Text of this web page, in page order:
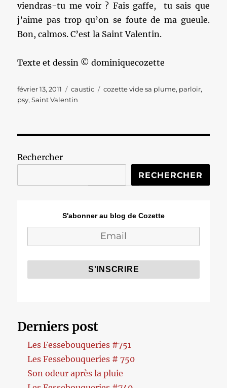
viendras-tu me voir ? Fais gaffe, tu sais que
j’aime pas trop qu’on se foute de ma gueule.
Bon, calmos. C’est la Saint Valentin.
Texte et dessin © dominiquecozette
Publié
le
février 13, 2011 Catégories
caustic Étiquettes
cozette vide sa plume, parloir,
psy,Saint Valentin
Rechercher
RECHERCHER
S'abonner au blog de Cozette
Derniers post
Les Fessebouqueries #751
Les Fessebouqueries # 750
Son odeur après la pluie